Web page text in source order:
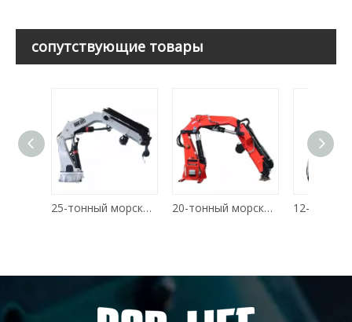
сопутствующие товары
25-тонный морской кран с поворотной стрелой 20-тонный морской кран с поворотной стрелой